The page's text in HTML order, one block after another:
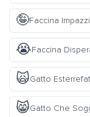
🤪Faccina
😭Faccina
🙀Gatto
😸Gatto Che